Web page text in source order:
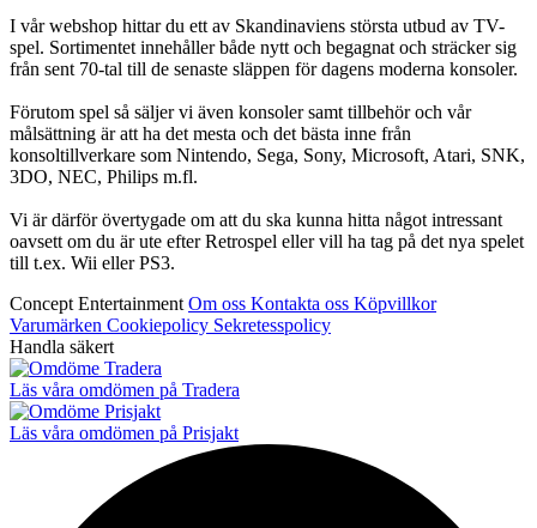
I vår webshop hittar du ett av Skandinaviens största utbud av TV-
spel. Sortimentet innehåller både nytt och begagnat och sträcker sig
från sent 70-tal till de senaste släppen för dagens moderna konsoler.
Förutom spel så säljer vi även konsoler samt tillbehör och vår
målsättning är att ha det mesta och det bästa inne från
konsoltillverkare som Nintendo, Sega, Sony, Microsoft, Atari, SNK,
3DO, NEC, Philips m.fl.
Vi är därför övertygade om att du ska kunna hitta något intressant
oavsett om du är ute efter Retrospel eller vill ha tag på det nya spelet
till t.ex. Wii eller PS3.
Concept Entertainment Om oss Kontakta oss Köpvillkor
Varumärken Cookiepolicy Sekretesspolicy
Handla säkert
Läs våra omdömen på Tradera
Läs våra omdömen på Prisjakt